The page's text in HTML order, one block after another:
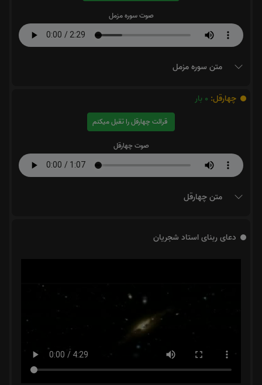
صوت سوره مزمل
متن سوره مزمل
چهارقل: 0 بار
قرائت چهارقل را تقبل میکنم
صوت چهارقل
متن چهارقل
دعای ربنای استاد شجریان